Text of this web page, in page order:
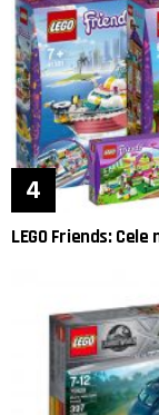
LEGO Friends: